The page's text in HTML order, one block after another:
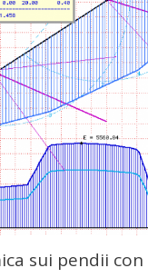
sui pendii con